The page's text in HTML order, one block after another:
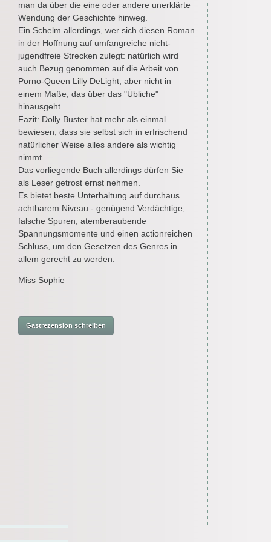
man da über die eine oder andere unerklärte
Wendung der Geschichte hinweg.
Ein Schelm allerdings, wer sich diesen Roman
in der Hoffnung auf umfangreiche nicht-
jugendfreie Strecken zulegt: natürlich wird
auch Bezug genommen auf die Arbeit von
Porno-Queen Lilly DeLight, aber nicht in
einem Maße, das über das "Übliche"
hinausgeht.
Fazit: Dolly Buster hat mehr als einmal
bewiesen, dass sie selbst sich in erfrischend
natürlicher Weise alles andere als wichtig
nimmt.
Das vorliegende Buch allerdings dürfen Sie
als Leser getrost ernst nehmen.
Es bietet beste Unterhaltung auf durchaus
achtbarem Niveau - genügend Verdächtige,
falsche Spuren, atemberaubende
Spannungsmomente und einen actionreichen
Schluss, um den Gesetzen des Genres in
allem gerecht zu werden.
Miss Sophie